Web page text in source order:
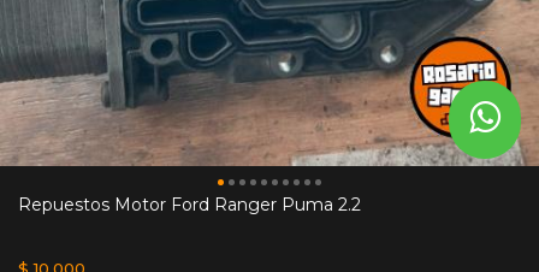
Repuestos Motor Ford Ranger Puma 2.2